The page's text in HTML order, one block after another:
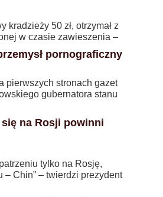
kradzieży 50 zł, otrzymał z
w czasie zawieszenia –
pornograficzny
pierwszych stronach gazet
gubernatora stanu
na Rosji powinni
tylko na Rosję,
Chin” – twierdzi prezydent